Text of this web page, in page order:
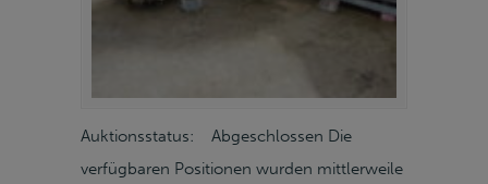
Auktionsstatus: Abgeschlossen Die
verfügbaren Positionen wurden mittlerweile